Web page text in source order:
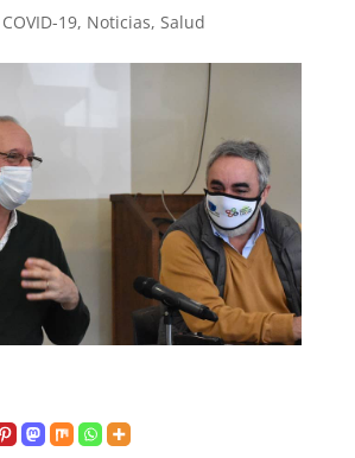
COVID-19, Noticias, Salud